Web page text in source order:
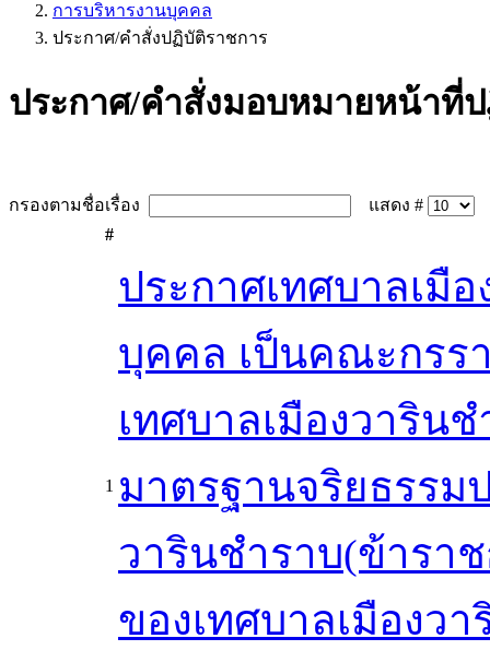
การบริหารงานบุคคล
ประกาศ/คำสั่งปฏิบัติราชการ
ประกาศ/คำสั่งมอบหมายหน้าที่
กรองตามชื่อเรื่อง
แสดง #
#
1
ประกาศเทศบาลเมื
บุคคล เป็นคณะกรร
เทศบาลเมืองวาริน
มาตรฐานจริยธรรม
วารินชำราบ(ข้ารา
ของเทศบาลเมืองว